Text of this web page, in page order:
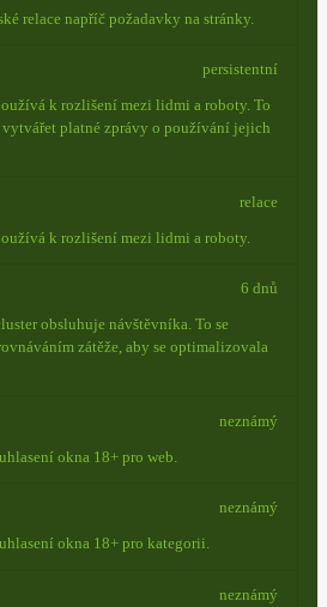
relace napříč požadavky na stránky.
k rozlišení mezi lidmi a roboty. To
vytvářet platné zprávy o používání jejich
persistentní
k rozlišení mezi lidmi a roboty.
relace
obsluhuje návštěvníka. To se
zátěže, aby se optimalizovala
6 dnů
okna 18+ pro web.
neznámý
okna 18+ pro kategorii.
neznámý
neznámý